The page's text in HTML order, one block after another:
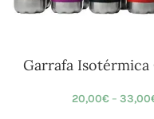
Garrafa
20,00€ – 33,00